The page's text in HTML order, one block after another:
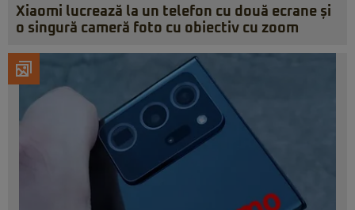
Xiaomi lucrează la un telefon cu două ecrane și
o singură cameră foto cu obiectiv cu zoom